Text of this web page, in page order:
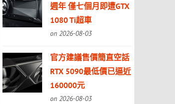
週年 僅七個月即遭GTX
1080 Ti超車
on 2026-08-03
官方建議售價簡直空話
RTX 5090最低價已逼近
160000元
on 2026-08-03